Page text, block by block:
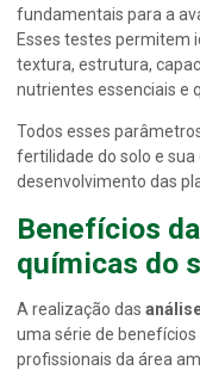
fundamentais para a
Esses testes permitem
textura, estrutura,
nutrientes essenciais e
Todos esses
fertilidade do solo e
desenvolvimento das
Benefícios
químicas do
A realização das
uma série de
profissionais da área